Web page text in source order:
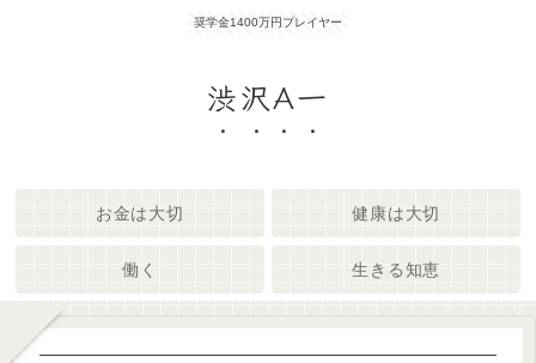
奨学金1400万円プレイヤー
渋沢A一
お金は大切 健康は大切
働く 生きる知恵